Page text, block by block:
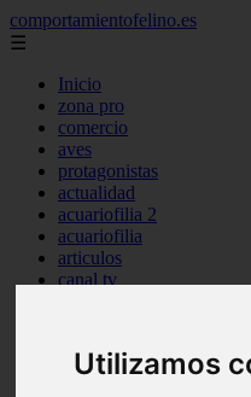
Utilizamos
comportamientofelino.es
☰
Inicio
zona pro
comercio
aves
protagonistas
actualidad
acuariofilia 2
acuariofilia
articulos
canal tv
uncategorized